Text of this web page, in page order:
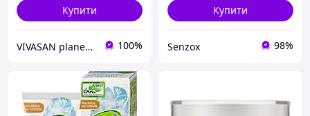
Купити
VIVASAN planet інтернет-магазин - склад 100%
Купити
Senzox 98%